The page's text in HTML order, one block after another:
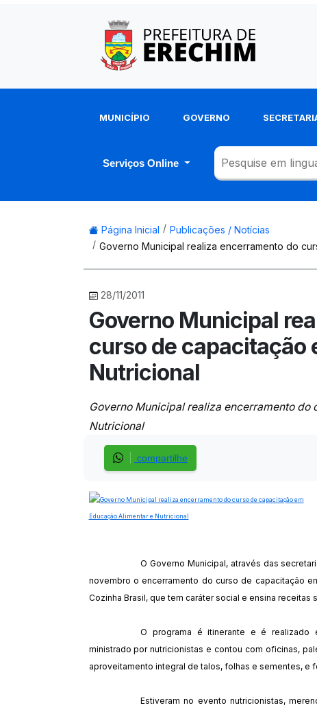
MUNICÍPIO GOVERNO
Serviços Online
Página Inicial
Publicações / Notícias
Governo Municipal realiza encerramento do
28/11/2011
Governo Municipal
curso de capacitação
Nutricional
Governo Municipal realiza encerramento
Nutricional
compartilhe
O Governo Municipal, através das
novembro o encerramento do curso de capacitação
Cozinha Brasil, que tem caráter social e ensina
O programa é itinerante e é realizado
ministrado por nutricionistas e contou com oficinas,
aproveitamento integral de talos, folhas e sementes, e
Estiveram no evento nutricionistas,